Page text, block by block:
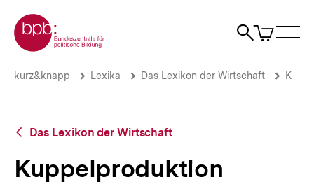
zum
Seiteninhalt
springen
Zur Startseite der bpb
Suche
Artikel
im
Kuppelproduktion
Brotkrümelnavigation
Pfadnavigation
kurz&knapp Lexika Das Lexikon der Wirtschaft K
Zurück
Übersicht
Das Lexikon der Wirtschaft
Kuppelproduktion